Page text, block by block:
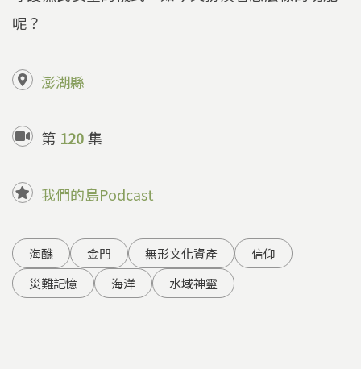
呢？
澎湖縣
第 120集
我們的島Podcast
海醮 金門 無形文化資產
信仰
災難記憶
海洋 水域神靈